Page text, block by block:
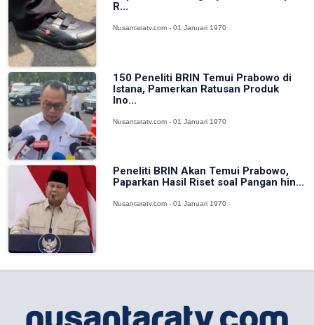
R...
Nusantaratv.com - 01 Januari 1970
150 Peneliti BRIN Temui Prabowo di
Istana, Pamerkan Ratusan Produk
Ino...
Nusantaratv.com - 01 Januari 1970
Peneliti BRIN Akan Temui Prabowo,
Paparkan Hasil Riset soal Pangan hin...
Nusantaratv.com - 01 Januari 1970